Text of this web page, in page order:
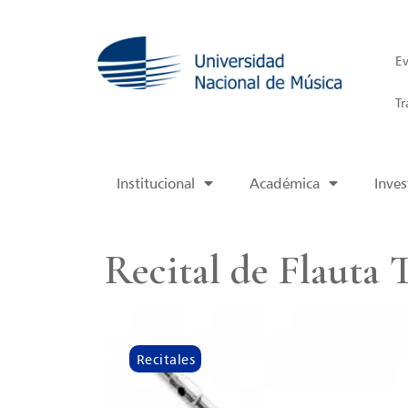
Institucional Académica
Recital de Flauta
Recitales